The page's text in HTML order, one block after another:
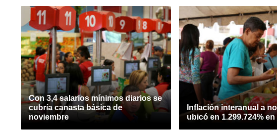
Con 3,4 salarios mínimos diarios se
cubría canasta básica de
noviembre
Inflación interanual a
ubicó en 1.299.724%